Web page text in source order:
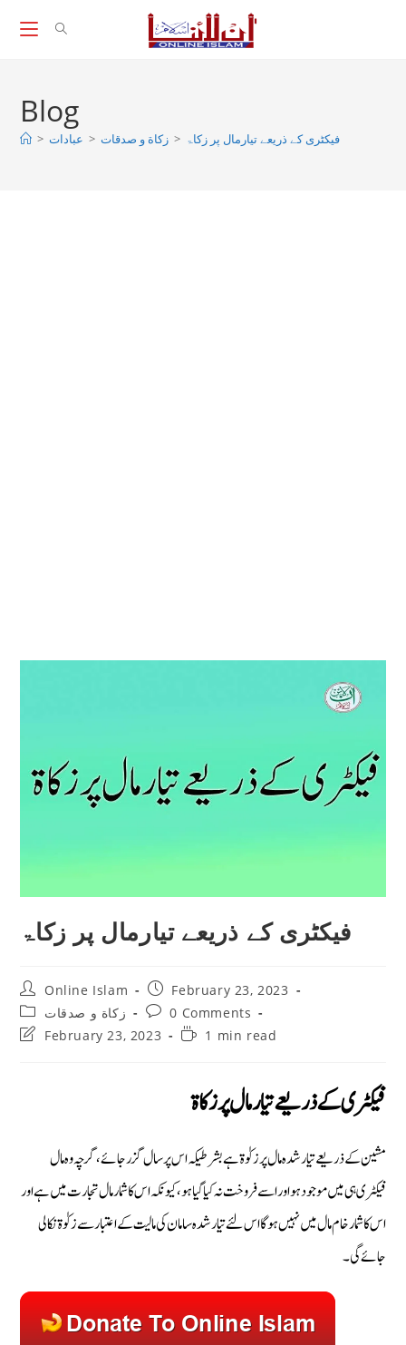
Blog
> عبادات > زکاة و صدقات > فیکٹری کے ذریعے تیارمال پر زکاۃ
فیکٹری کے ذریعے تیارمال پر زکاۃ
Post
author:
Online Islam
Post
published:
February 23, 2023
Post
category:
زکاة و صدقات
Post
comments:
0 Comments
PostFebruary 23, 2023
Reading1 min read
فیکٹری کے ذریعے تیارمال پر زکاۃ
مشین کے ذریعے تیار شدہ مال پر زکوٰۃ ہے بشرطیکہ اس پر سال گزر جائے، گرچہ وہ مال
فیکٹری ہی میں موجود ہو اور اسے فروخت نہ کیاگیا ہو، کیونکہ اس کا شمار مال تجارت میں ہے اور
اس کا شمار خام مال میں نہیں ہوگا اس لئے تیار شدہ سامان کی مالیت کے اعتبار سے زکوٰۃ نکالی
جائے گی۔